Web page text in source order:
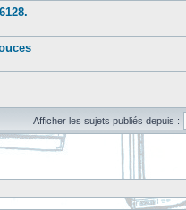
Afficher les sujets publiés depuis :